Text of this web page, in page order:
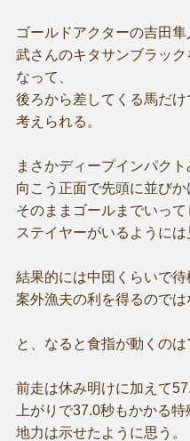
ゴールドアクターの吉田隼
武さんのキタサンブラッ
なって、
後ろから差してくる馬だ
考えられる。
まさかディープインパクト
向こう正面で先頭に並びか
そのままゴールまでいっ
ステイヤーがいるようには
結果的には中団くらいで
案外漁夫の利を得るので
と、なると食指が動くのは
前走は休み明けに加えて
上がりで37.0秒もかかる特
地力は示せたように思う。